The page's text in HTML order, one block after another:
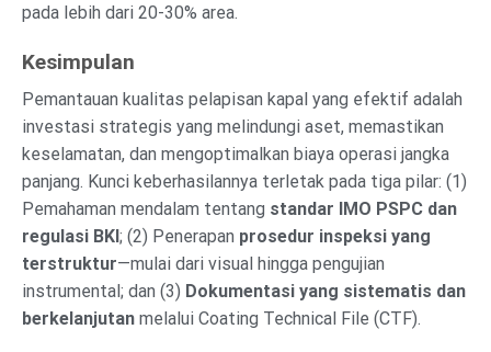
pada lebih dari 20-30% area.
Kesimpulan
Pemantauan kualitas pelapisan kapal yang efektif adalah
investasi strategis yang melindungi aset, memastikan
keselamatan, dan mengoptimalkan biaya operasi jangka
panjang. Kunci keberhasilannya terletak pada tiga pilar: (1)
Pemahaman mendalam tentang standar IMO PSPC dan
regulasi BKI ; (2) Penerapan prosedur inspeksi yang
terstruktur—mulai dari visual hingga pengujian
instrumental; dan (3) Dokumentasi yang sistematis dan
berkelanjutan melalui Coating Technical File (CTF).